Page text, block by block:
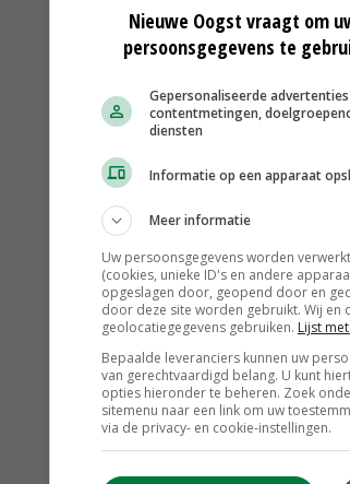
Nieuwe Oogst vraagt om
persoonsgegevens te
Gepersonaliseerde
contentmetingen,
diensten
Informatie op een apparaat
Meer informatie
Uw persoonsgegevens worden
(cookies, unieke ID's en andere
opgeslagen door, geopend door en
door deze site worden gebruikt. Wij en
geolocatiegegevens gebruiken. Lijst
Bepaalde leveranciers kunnen uw
van gerechtvaardigd belang. U kunt
opties hieronder te beheren. Zoek
sitemenu naar een link om uw
via de privacy- en cookie-instellingen.